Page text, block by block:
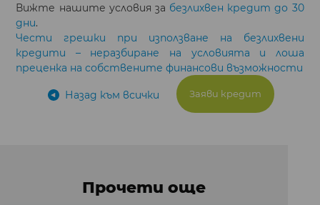
Вижте нашите условия за безлихвен кредит до 30
дни.
Чести грешки при използване на безлихвени
кредити – неразбиране на условията и лоша
преценка на собствените финансови възможности
Назад към всички
Заяви кредит
Прочети още